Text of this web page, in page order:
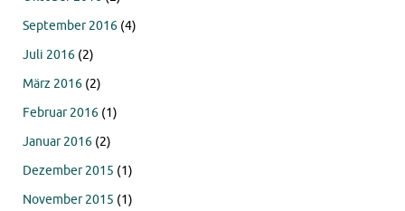
September 2016 (4)
Juli 2016 (2)
März 2016 (2)
Februar 2016 (1)
Januar 2016 (2)
Dezember 2015 (1)
November 2015 (1)